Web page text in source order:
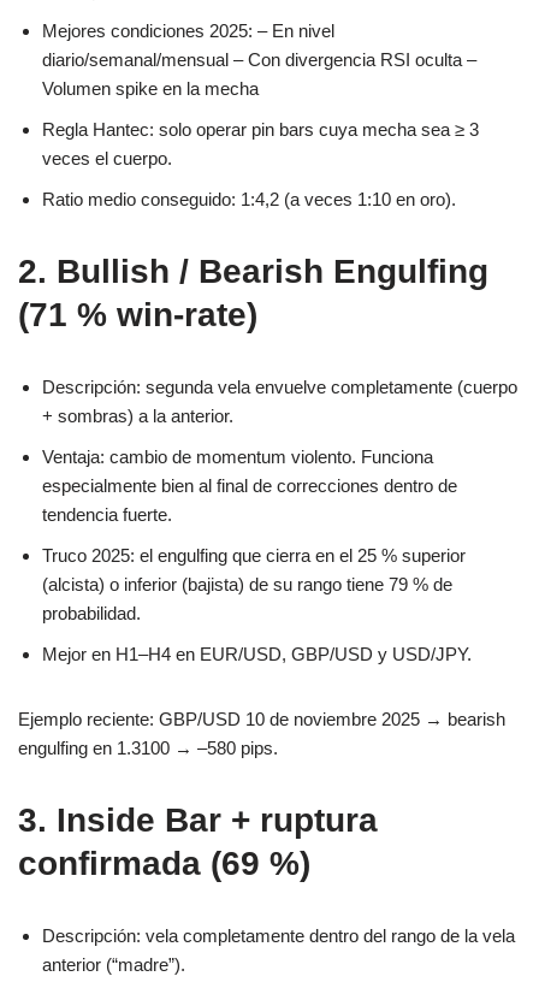
Mejores condiciones 2025: – En nivel
diario/semanal/mensual – Con divergencia RSI oculta –
Volumen spike en la mecha
Regla Hantec: solo operar pin bars cuya mecha sea ≥ 3
veces el cuerpo.
Ratio medio conseguido: 1:4,2 (a veces 1:10 en oro).
2. Bullish / Bearish Engulfing
(71 % win-rate)
Descripción: segunda vela envuelve completamente (cuerpo
+ sombras) a la anterior.
Ventaja: cambio de momentum violento. Funciona
especialmente bien al final de correcciones dentro de
tendencia fuerte.
Truco 2025: el engulfing que cierra en el 25 % superior
(alcista) o inferior (bajista) de su rango tiene 79 % de
probabilidad.
Mejor en H1–H4 en EUR/USD, GBP/USD y USD/JPY.
Ejemplo reciente: GBP/USD 10 de noviembre 2025 → bearish
engulfing en 1.3100 → –580 pips.
3. Inside Bar + ruptura
confirmada (69 %)
Descripción: vela completamente dentro del rango de la vela
anterior (“madre”).